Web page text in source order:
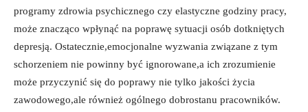
programy‍ zdrowia psychicznego⁢ czy elastyczne ‌godziny pracy,
może znacząco wpłynąć na poprawę sytuacji osób dotkniętych​
depresją. Ostatecznie,emocjonalne ​wyzwania związane ⁢z tym
schorzeniem nie⁤ powinny być⁤ ignorowane,a ich zrozumienie
⁣może ‌przyczynić⁤ się do ⁢poprawy nie tylko​ jakości życia ​
zawodowego,ale również ogólnego dobrostanu pracowników.